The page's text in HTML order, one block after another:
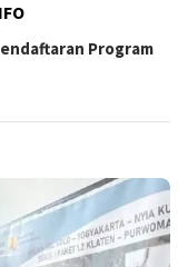
Program